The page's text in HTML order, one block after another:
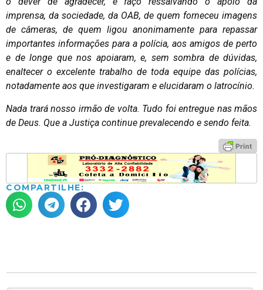
imprensa, da sociedade, da OAB, de quem forneceu imagens
de câmeras, de quem ligou anonimamente para repassar
importantes informações para a polícia, aos amigos de perto
e de longe que nos apoiaram, e, sem sombra de dúvidas,
enaltecer o excelente trabalho de toda equipe das polícias,
notadamente aos que investigaram e elucidaram o latrocínio.
Nada trará nosso irmão de volta. Tudo foi entregue nas mãos
de Deus. Que a Justiça continue prevalecendo e sendo feita.
COMPARTILHE: